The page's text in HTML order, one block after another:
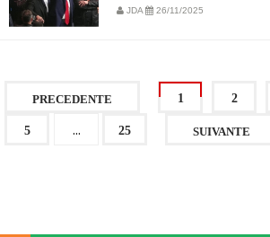
JDA 26/11/2025
PRECEDENTE 1 2
5 ... 25 SUIVANTE